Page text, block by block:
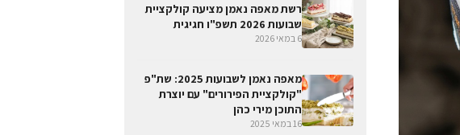
רשת מאפה נאמן מציעה קולקציית
שבועות 2026 תשפ"ו חגיגית
6 במאי 2026
מאפה נאמן לשבועות 2025: שת"פ
"קולקציית הפירורים" עם יוצרת
התוכן מירי כהן
16 במאי 2025